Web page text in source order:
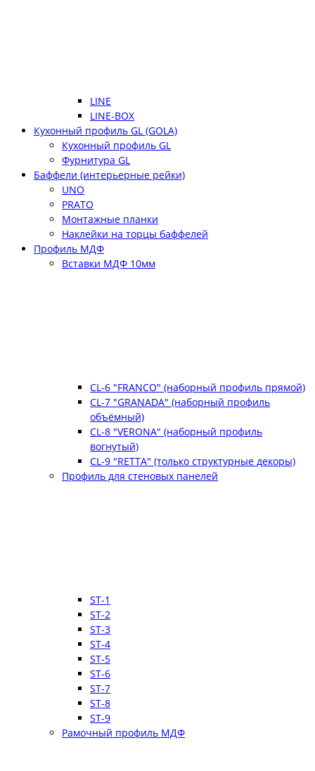
LINE
LINE-BOX
Кухонный профиль GL (GOLA)
Кухонный профиль GL
Фурнитура GL
Баффели (интерьерные рейки)
UNO
PRATO
Монтажные планки
Наклейки на торцы баффелей
Профиль МДФ
Вставки МДФ 10мм
CL-6 "FRANCO" (наборный профиль прямой)
CL-7 "GRANADA" (наборный профиль
объёмный)
CL-8 "VERONA" (наборный профиль
вогнутый)
CL-9 "RETTA" (только структурные декоры)
Профиль для стеновых панелей
ST-1
ST-2
ST-3
ST-4
ST-5
ST-6
ST-7
ST-8
ST-9
Рамочный профиль МДФ